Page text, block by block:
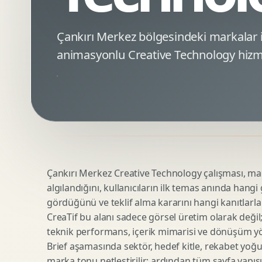
Minimal Logo Tasarimi
Amblem Tasarimi
Logo Revizyonu
Tipografik Logo Tasarimi
Startup Logo Tasarimi
Google Ads Reklam Tasarimi
Kampanya Stratejisi
Performans Reklam Kreatifleri
SEO Denetimi
E Ticaret SEO
Urun Gorsellestirme
3D Reklam Gorseli
Cgi Kampanya Gorseli
Motion 3D
3D Karakter Tasarimi
Çankırı Merkez bölgesindeki markalar
animasyonlu Creative Technology
Çankırı Merkez Creative Technology çalışması,
algılandığını, kullanıcıların ilk temas anında
gördüğünü ve teklif alma kararını hangi
CreaTif bu alanı sadece görsel üretim olarak
teknik performans, içerik mimarisi ve dönüşüm
Brief aşamasında sektör, hedef kitle, rekabet